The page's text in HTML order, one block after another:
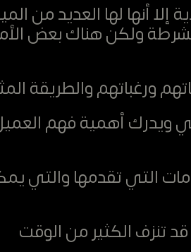
إلا أنها لها العديد من
ولكن هناك بعض
ورغباتهم والطريقة
ويدرك أهمية فهم
التي تقدمها والتي
تنزف الكثير من الوقت